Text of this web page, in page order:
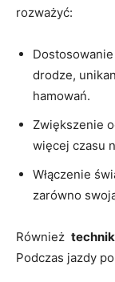
rozważyć:
drodze,​
hamowań.
Zwiększenie‌
więcej czasu
Włączenie
zarówno
Również ‌
Podczas‍ jazdy